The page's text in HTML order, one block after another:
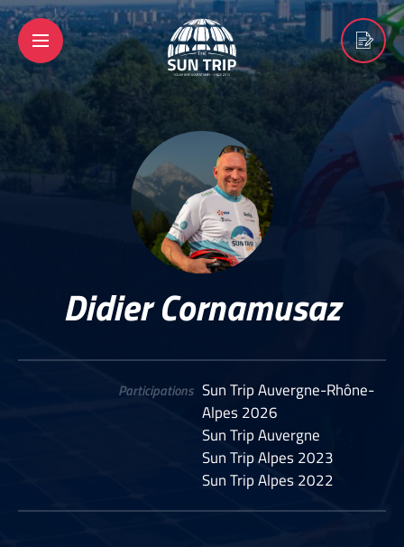
Didier Cornamusaz
Participations Sun Trip Auvergne-Rhône-
Alpes 2026
Sun Trip Auvergne
Sun Trip Alpes 2023
Sun Trip Alpes 2022